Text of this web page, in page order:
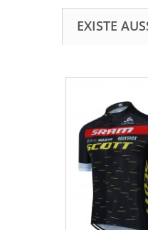
EXISTE